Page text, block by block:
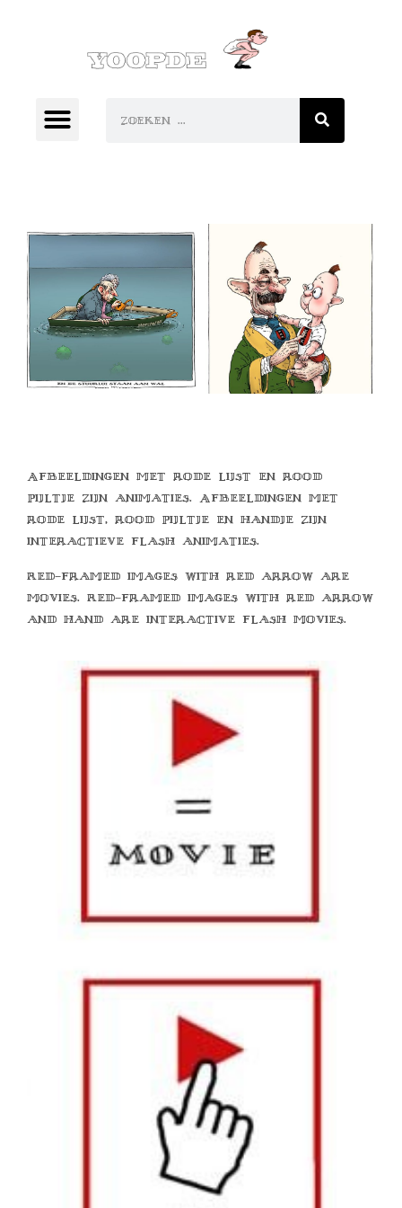
Afbeeldingen met rode lijst en rood
pijltje zijn animaties. Afbeeldingen met
rode lijst, rood pijltje en handje zijn
interactieve flash animaties.
Red-framed images with red arrow are
movies. Red-framed images with red arrow
and hand are interactive flash movies.